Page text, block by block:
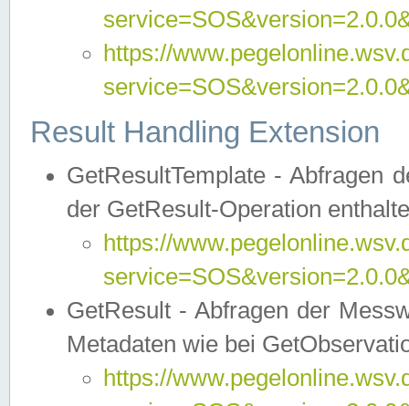
https://
Result Handling Extension
GetResultTemplate - Abfragen
der GetResult-Operation
https://
GetResult - Abfragen der
Metadaten wie bei
https://